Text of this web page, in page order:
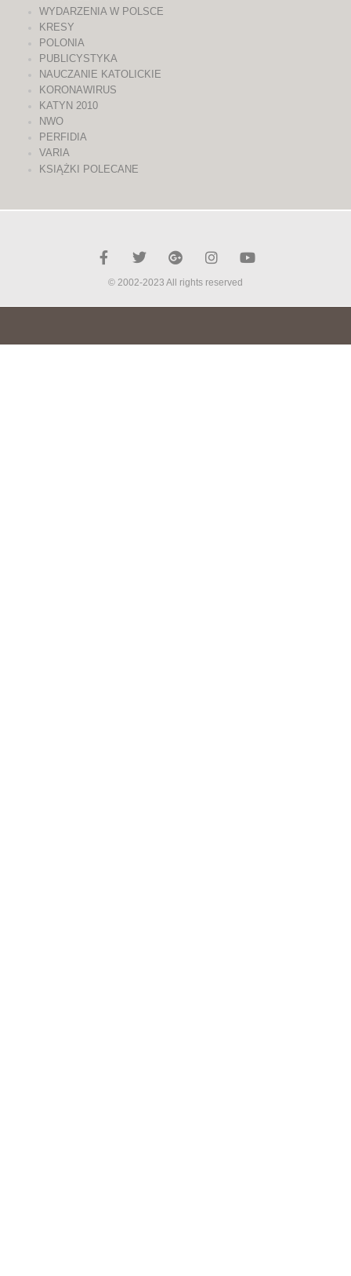
WYDARZENIA W POLSCE
KRESY
POLONIA
PUBLICYSTYKA
NAUCZANIE KATOLICKIE
KORONAWIRUS
KATYN 2010
NWO
PERFIDIA
VARIA
KSIĄŻKI POLECANE
© 2002-2023 All rights reserved